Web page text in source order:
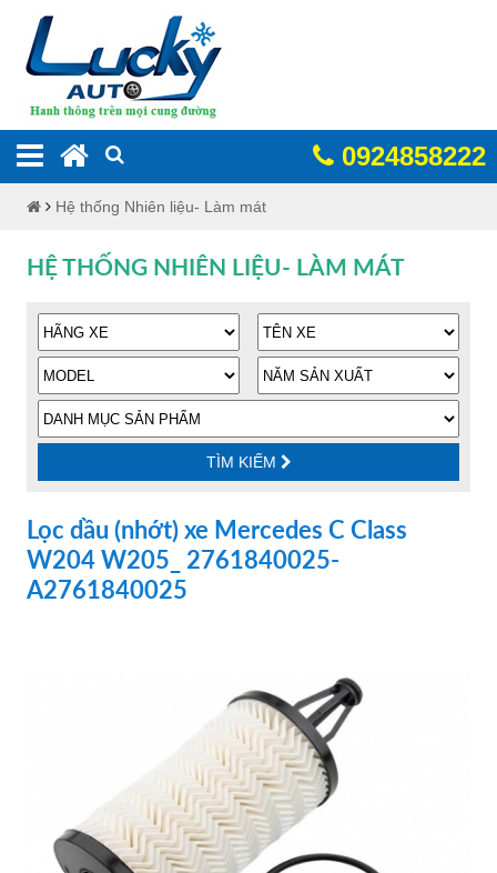
0924858222
Hệ thống Nhiên liệu- Làm mát
HỆ THỐNG NHIÊN LIỆU- LÀM MÁT
TÌM KIẾM
Lọc dầu (nhớt) xe Mercedes C Class
W204 W205_ 2761840025-
A2761840025